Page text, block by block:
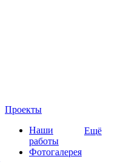
Проекты
Наши
работы
Фотогалерея
Ещё